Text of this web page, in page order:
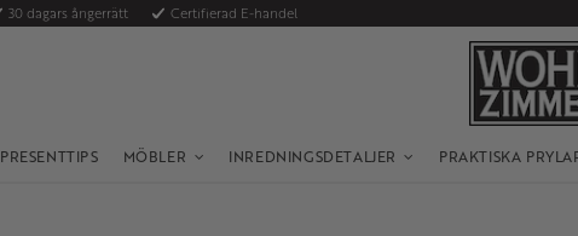
30 dagars ångerrätt Certifierad E-handel
PRESENTTIPS MÖBLER INREDNINGSDETALJER PRAKTISKA